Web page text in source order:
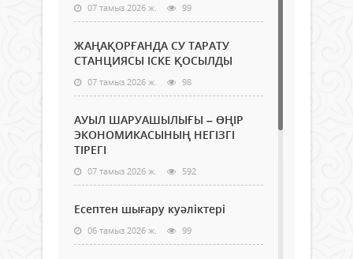
07 тамыз 2026 ж. 99
ЖАҢАҚОРҒАНДА СУ ТАРАТУ
СТАНЦИЯСЫ ІСКЕ ҚОСЫЛДЫ
07 тамыз 2026 ж. 98
АУЫЛ ШАРУАШЫЛЫҒЫ – ӨҢІР
ЭКОНОМИКАСЫНЫҢ НЕГІЗГІ
ТІРЕГІ
07 тамыз 2026 ж. 592
Есептен шығару куәліктері
06 тамыз 2026 ж. 99